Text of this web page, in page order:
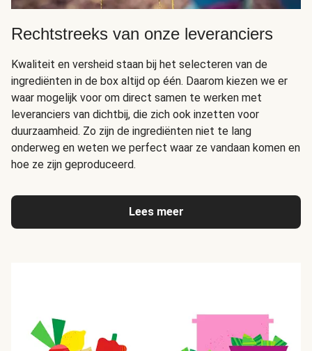
Rechtstreeks van onze leveranciers
Kwaliteit en versheid staan bij het selecteren van de
ingrediënten in de box altijd op één. Daarom kiezen we er
waar mogelijk voor om direct samen te werken met
leveranciers van dichtbij, die zich ook inzetten voor
duurzaamheid. Zo zijn de ingrediënten niet te lang
onderweg en weten we perfect waar ze vandaan komen en
hoe ze zijn geproduceerd.
Lees meer